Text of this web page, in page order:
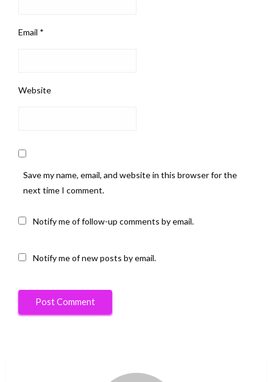
Email *
Website
Save my name, email, and website in this browser for the
next time I comment.
Notify me of follow-up comments by email.
Notify me of new posts by email.